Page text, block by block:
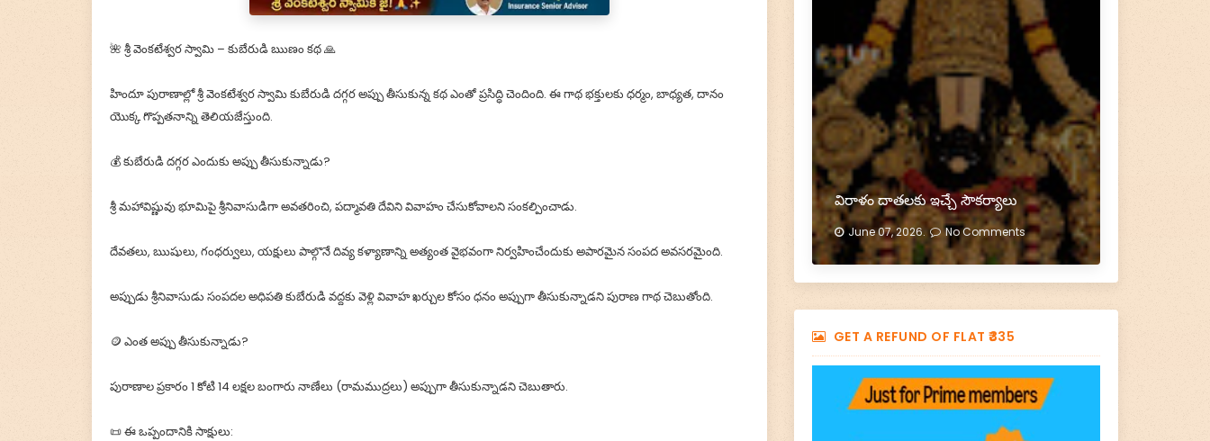
🌺 శ్రీ వెంకటేశ్వర స్వామి – కుబేరుడి ఋణం కథ 🙏
హిందూ పురాణాల్లో శ్రీ వెంకటేశ్వర స్వామి కుబేరుడి దగ్గర అప్పు తీసుకున్న కథ ఎంతో ప్రసిద్ధి చెందింది. ఈ గాథ భక్తులకు ధర్మం, బాధ్యత, దానం
యొక్క గొప్పతనాన్ని తెలియజేస్తుంది.
💰 కుబేరుడి దగ్గర ఎందుకు అప్పు తీసుకున్నాడు?
శ్రీ మహావిష్ణువు భూమిపై శ్రీనివాసుడిగా అవతరించి, పద్మావతి దేవిని వివాహం చేసుకోవాలని సంకల్పించాడు.
దేవతలు, ఋషులు, గంధర్వులు, యక్షులు పాల్గొనే దివ్య కళ్యాణాన్ని అత్యంత వైభవంగా నిర్వహించేందుకు అపారమైన సంపద అవసరమైంది.
అప్పుడు శ్రీనివాసుడు సంపదల అధిపతి కుబేరుడి వద్దకు వెళ్లి వివాహ ఖర్చుల కోసం ధనం అప్పుగా తీసుకున్నాడని పురాణ గాథ చెబుతోంది.
🪙 ఎంత అప్పు తీసుకున్నాడు?
పురాణాల ప్రకారం 1 కోటి 14 లక్షల బంగారు నాణేలు (రామముద్రలు) అప్పుగా తీసుకున్నాడని చెబుతారు.
📜 ఈ ఒప్పందానికి సాక్షులు:
విరాళం దాతలకు ఇచ్చే సౌకర్యాలు
June 07, 2026. No Comments
GET A REFUND OF FLAT ₹335